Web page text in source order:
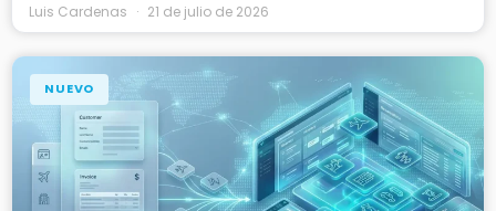
Luis Cardenas 21 de julio de 2026
NUEVO